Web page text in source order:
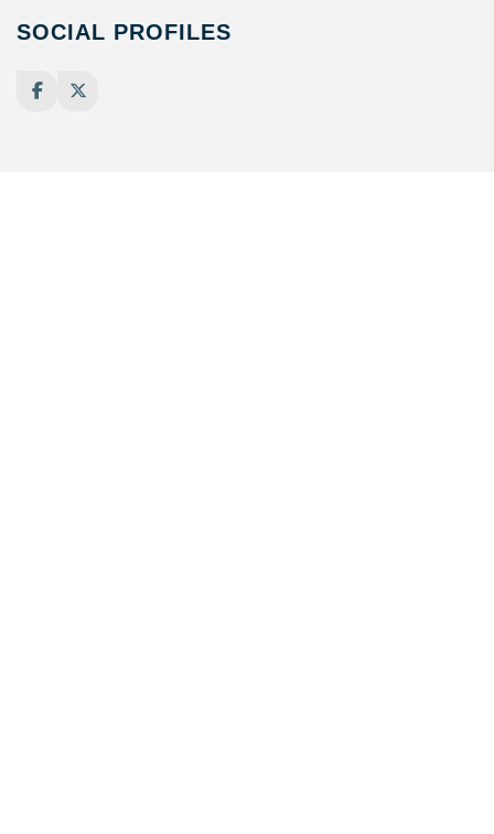
SOCIAL PROFILES